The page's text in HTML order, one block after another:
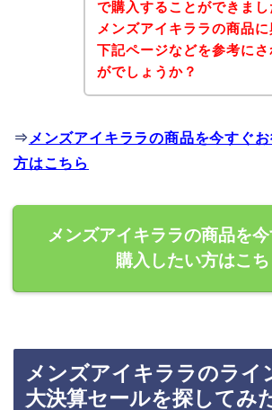
で購入することができまし
メンズアイキララの商品
下記ページなどを参考に
がでしょうか？
⇒ メンズアイキララの商品を今すぐ
方はこちら
メンズアイキララの商品を
購入したい方はこち
メンズアイキララのライ
大決算セールを探してみ